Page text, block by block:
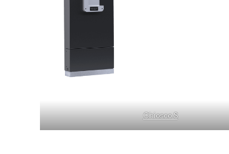
Chiosco S